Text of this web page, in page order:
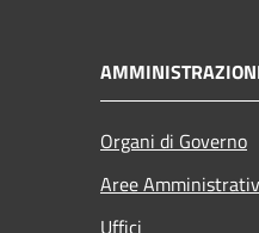
Organi di Governo
Aree
Uffici